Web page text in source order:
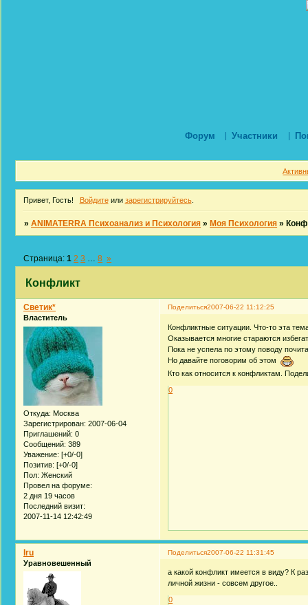
Форум Участники
Привет, Гость! Войдитеили зарегистрируйтесь.
»ANIMATERRA Психоанализ и Психология » Моя Психология »
Конфликт
Страница:1 2 3 8 »
Поделиться2007-06-22 11:12:25
Светик*
Властитель
Откуда: Москва
Зарегистрирован: 2007-06-04
Приглашений: 0
Сообщений: 389
Уважение: [+0/-0]
Позитив: [+0/-0]
Пол: Женский
Провел на форуме:
2 дня 19 часов
Последний визит:
2007-11-14 12:42:49
Конфликтные ситуации. Что-то эта
Оказывается многие стараются
Пока не успела по этому поводу
Но давайте поговорим об этом
Кто как относится к конфликтам.
0
Поделиться2007-06-22 11:31:45
Iru
Уравновешенный
а какой конфликт имеется в виду? К
личной жизни - совсем другое..
0